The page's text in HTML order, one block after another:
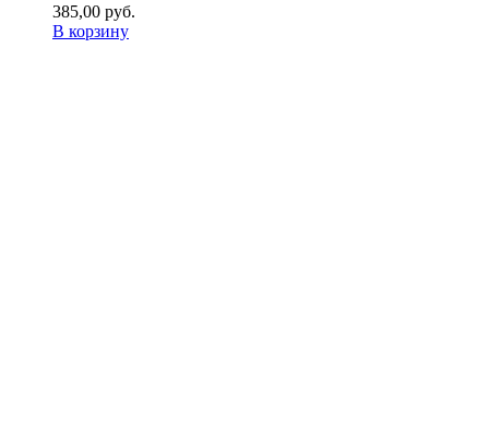
385,00 руб.
В корзину